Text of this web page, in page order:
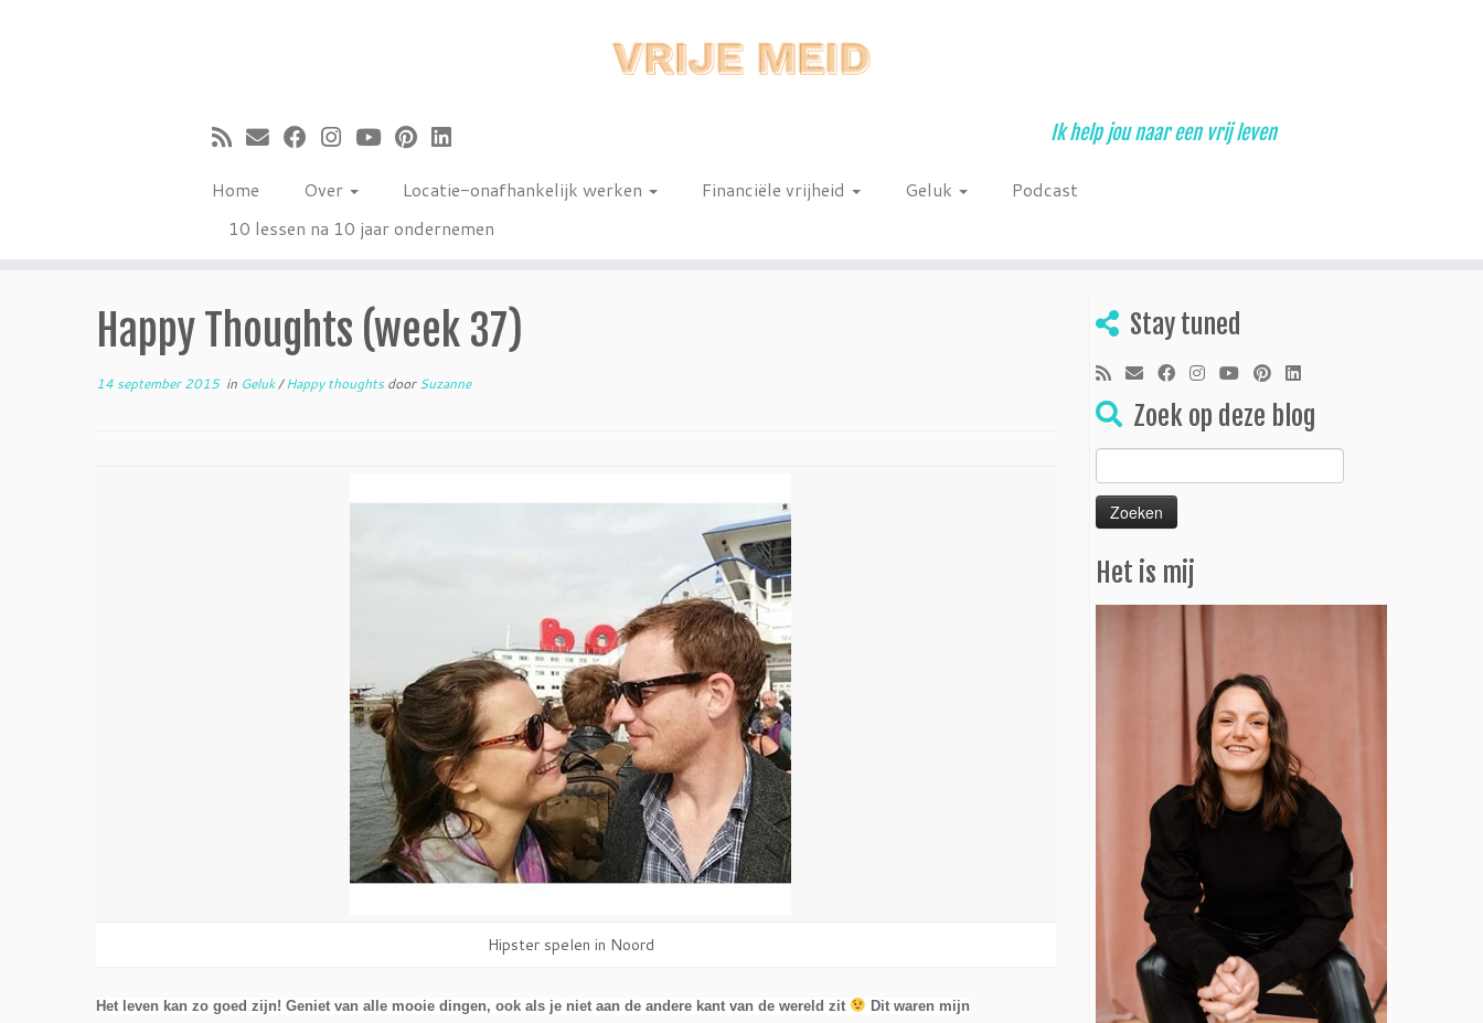
Ik help jou naar een vrij leven
Home Over Locatie-onafhankelijk werken Financiële vrijheid Geluk
Podcast
10 lessen na 10 jaar ondernemen
Happy Thoughts (week 37)
14 september 2015in Geluk/Happy thoughtsdoorSuzanne
Hipster spelen in Noord
Het leven kan zo goed zijn! Geniet van alle mooie dingen, ook als je niet aan de andere kant van de wereld zit
Dit waren mijn
Stay tuned
Zoek op deze blog
Zoeken
naar:
Het is mij